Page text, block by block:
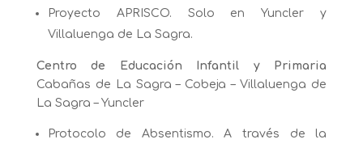
Proyecto APRISCO. Solo en Yuncler y
Villaluenga de La Sagra.
Centro de Educación Infantil y Primaria
Cabañas de La Sagra – Cobeja – Villaluenga de
La Sagra – Yuncler
Protocolo de Absentismo. A través de la